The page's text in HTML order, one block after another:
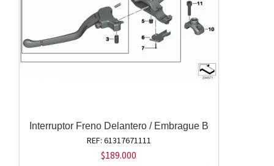
Interruptor Freno Delantero / Embrague B
REF: 61317671111
$189.000